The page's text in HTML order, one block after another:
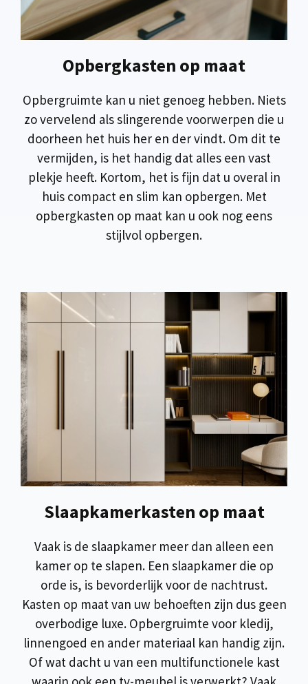
Opbergkasten op maat
Opbergruimte kan u niet genoeg hebben. Niets
zo vervelend als slingerende voorwerpen die u
doorheen het huis her en der vindt. Om dit te
vermijden, is het handig dat alles een vast
plekje heeft. Kortom, het is fijn dat u overal in
huis compact en slim kan opbergen. Met
opbergkasten op maat kan u ook nog eens
stijlvol opbergen.
Slaapkamerkasten op maat
Vaak is de slaapkamer meer dan alleen een
kamer op te slapen. Een slaapkamer die op
orde is, is bevorderlijk voor de nachtrust.
Kasten op maat van uw behoeften zijn dus geen
overbodige luxe. Opbergruimte voor kledij,
linnengoed en ander materiaal kan handig zijn.
Of wat dacht u van een multifunctionele kast